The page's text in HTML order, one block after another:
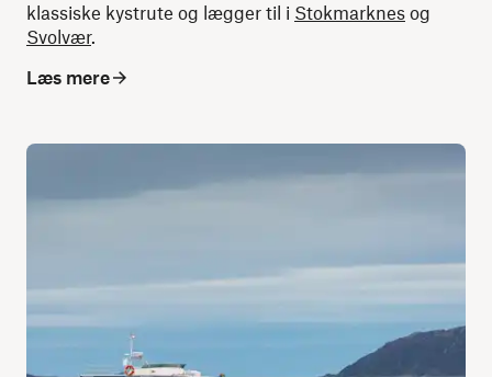
klassiske kystrute og lægger til i Stokmarknes og
Svolvær.
Læs mere